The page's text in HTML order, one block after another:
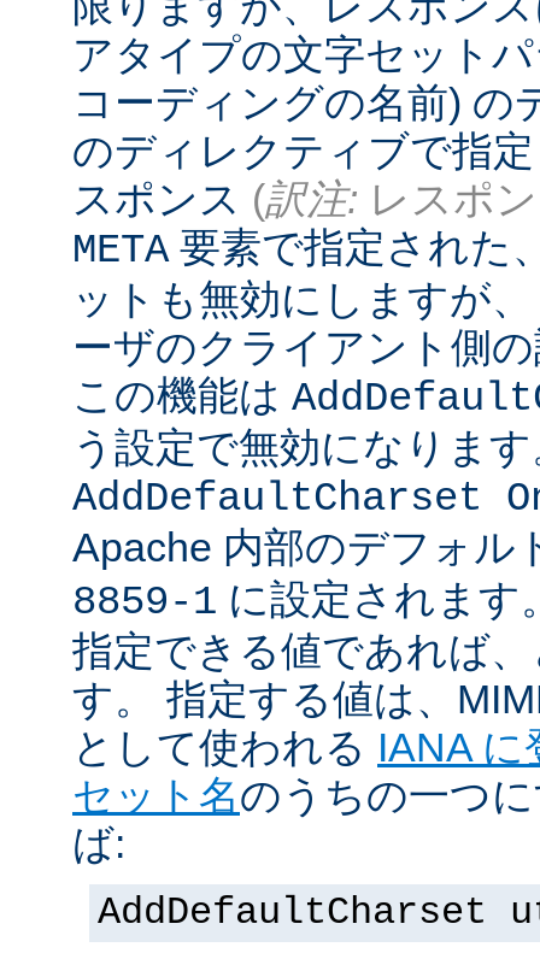
アタイプの文字セット
コーディングの名前) の
のディレクティブで指
スポンス (訳注: レスポ
META 要素で指定された
ットも無効にしますが
ーザのクライアント側
この機能は
う設定で無効になりま
AddDefaultCharset
Apache 内部のデフォル
8859-1 に設定されま
指定できる値であれば
す。 指定する値は、
として使われる IANA
セット名のうちの一つ
ば:
AddDefaultCharset